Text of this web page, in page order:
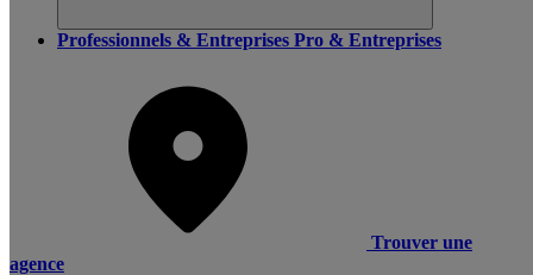
Professionnels & Entreprises Pro & Entreprises
Trouver une
agence